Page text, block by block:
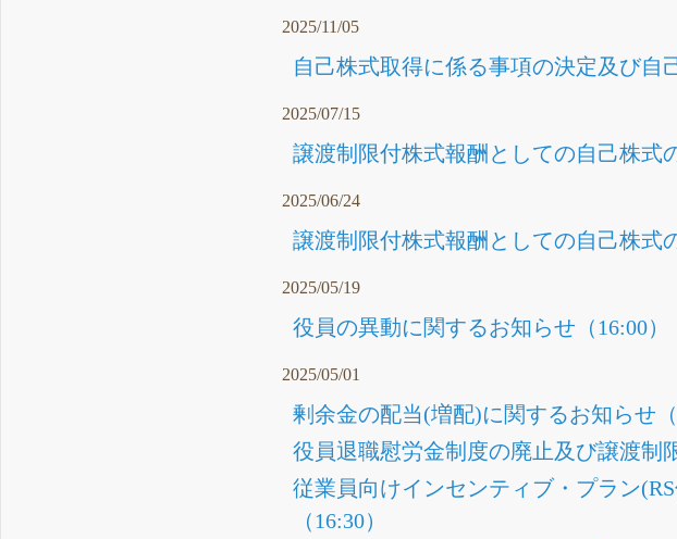
2025/11/05
自己株式取得に係る事項の決定及び自
2025/07/15
譲渡制限付株式報酬としての自己株式
2025/06/24
譲渡制限付株式報酬としての自己株式
2025/05/19
役員の異動に関するお知らせ（16:00）
2025/05/01
剰余金の配当(増配)に関するお知らせ（
役員退職慰労金制度の廃止及び譲渡制
従業員向けインセンティブ・プラン
（16:30）